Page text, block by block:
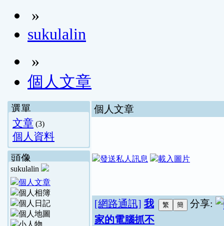
»
sukulalin
»
個人文章
選單
文章 (3)
個人資料
頭像
sukulalin
個人文章
分享:
[網路通訊] 我
家的電腦抓不